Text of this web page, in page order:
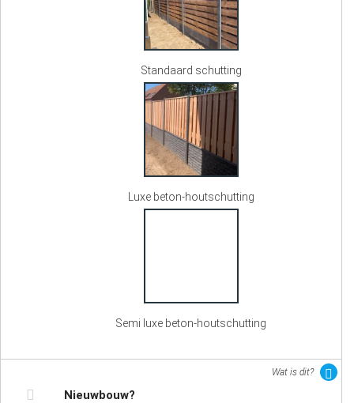
Standaard schutting
Luxe beton-houtschutting
Semi luxe beton-houtschutting
Wat is dit?
Nieuwbouw?